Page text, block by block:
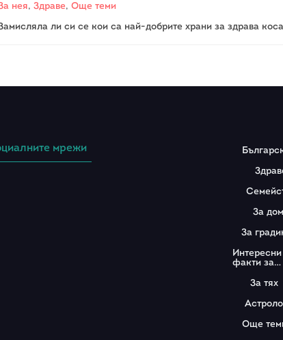
нея, Здраве, Още теми
ли си се кои са най-добрите храни за здрава
мрежи
За
За
Интересни
факти за…
За тях
Още